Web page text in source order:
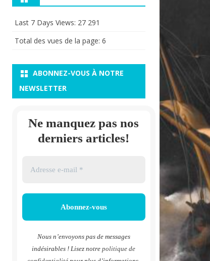
Last 7 Days Views: 27 291
Total des vues de la page: 6
ABONNEZ-VOUS À NOTRE
NEWSLETTER
Ne manquez pas nos
derniers articles!
Nous n’envoyons pas de messages
indésirables ! Lisez notrepolitique de